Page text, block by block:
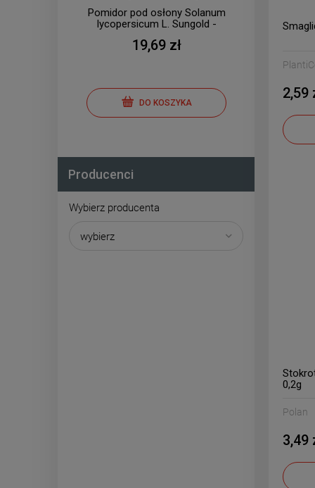
Pomidor pod osłony Solanum
lycopersicum L. Sungold -
19,69 zł
DO KOSZYKA
Producenci
Wybierz producenta
2,59
0,2g
Polan
3,49